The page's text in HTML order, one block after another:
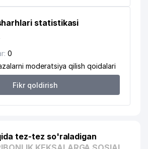
statistikasi
0
moderatsiya qilish qoidalari
Fikr qoldirish
tez-tez so'raladigan